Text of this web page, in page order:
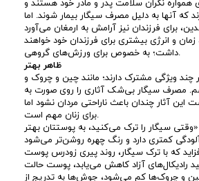
همواره نگران سلامت پدر و مادر خود هستند و
که آنها به دلیل مصرف سیگار بیمار شوند. اما
زمان و انرژی بیشتری برای فرزندان خود خواهند
داشت؛ به خصوص برای ورزش‌های گروهی.
ظاهر بهتر
چند ویژگی مشترک دارند؛ مانند چین و چروک و
مصرف سیگار بی‌شک آثاری را روی صورت به
این آثار چندان باعث ناراحتی مردان نشود اما
برای زنان مهم است.
سیگار را ترک می‌کنید، به پوستتان بهتر
که با ترک سیگار، روند پیری زودرس پوست
رادیکال‌های آزاد کاهش می‌یابد، پوست حالت
و چروک‌ها کم می‌شود، جوش‌ها به تدریج از